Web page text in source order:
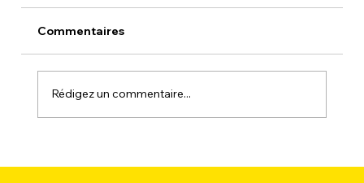
Commentaires
Rédigez un commentaire...